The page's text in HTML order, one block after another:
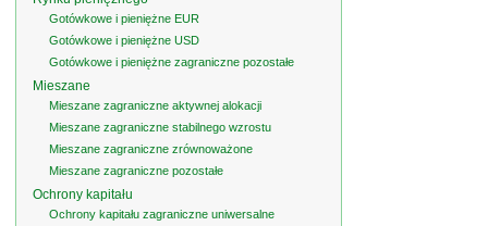
Gotówkowe i pieniężne EUR
Gotówkowe i pieniężne USD
Gotówkowe i pieniężne zagraniczne pozostałe
Mieszane
Mieszane zagraniczne aktywnej alokacji
Mieszane zagraniczne stabilnego wzrostu
Mieszane zagraniczne zrównoważone
Mieszane zagraniczne pozostałe
Ochrony kapitału
Ochrony kapitału zagraniczne uniwersalne